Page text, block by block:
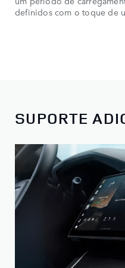
definidos com o toque de
SUPORTE